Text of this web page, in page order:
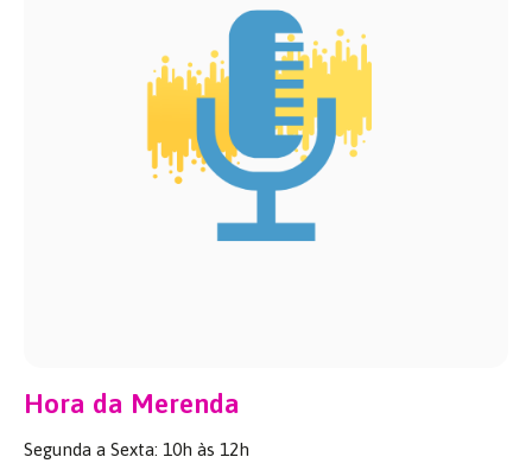
Hora da Merenda
Segunda a Sexta: 10h às 12h